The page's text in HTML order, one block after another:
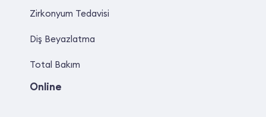
Zirkonyum Tedavisi
Diş Beyazlatma
Total Bakım
Online